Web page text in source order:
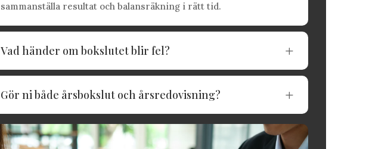
sammanställa resultat och balansräkning i rätt tid.
Vad händer om bokslutet blir fel? L
Gör ni både årsbokslut och årsredovisning? L